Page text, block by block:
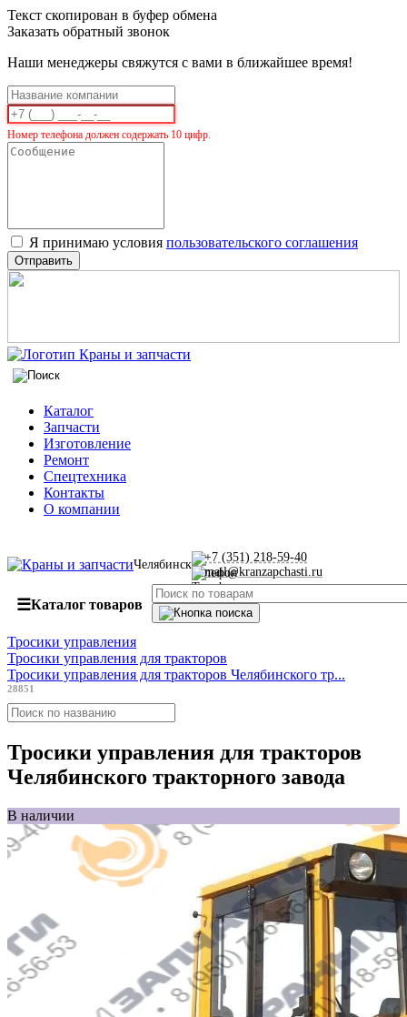
Текст скопирован в буфер обмена
Заказать обратный звонок
Наши менеджеры свяжутся с вами в ближайшее время!
Номер телефона должен содержать 10 цифр.
Я принимаю условия пользовательского соглашения
Отправить
Каталог
Запчасти
Изготовление
Ремонт
Спецтехника
Контакты
О компании
Челябинск
+7 (351) 218-59-40
mail@kranzapchasti.ru
☰Каталог товаров
Тросики управления
Тросики управления для тракторов
Тросики управления для тракторов Челябинского тр...
28851
Тросики управления для тракторов
Челябинского тракторного завода
В наличии